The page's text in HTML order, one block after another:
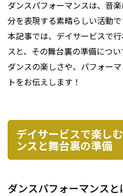
ダンスパフォーマンスは、音
分を表現する素晴らしい活動で
本記事では、デイサービスで
スと、その舞台裏の準備につい
ダンスの楽しさや、パフォー
トをお伝えします！
デイサービスで楽し
ンスと舞台裏の準備
ダンスパフォーマンスと